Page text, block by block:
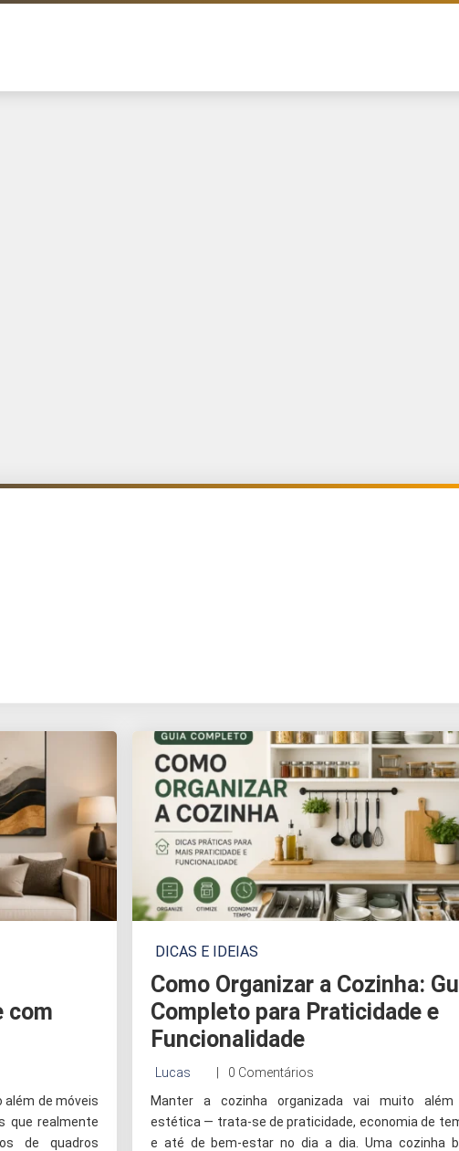
com
além de móveis
que realmente
de quadros
DICAS E IDEIAS
Como Organizar a Cozinha:
Completo para Praticidade e
Funcionalidade
Lucas
0 Comentários
Manter a cozinha organizada vai muito além
estética — trata-se de praticidade, economia de
e até de bem-estar no dia a dia. Uma cozinha